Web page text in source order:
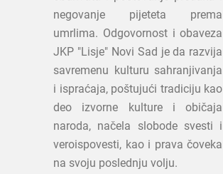
negovanje pijeteta prema
umrlima. Odgovornost i obaveza
JKP "Lisje" Novi Sad je da razvija
savremenu kulturu sahranjivanja
i ispraćaja, poštujući tradiciju kao
deo izvorne kulture i običaja
naroda, načela slobode svesti i
veroispovesti, kao i prava čoveka
na svoju poslednju volju.